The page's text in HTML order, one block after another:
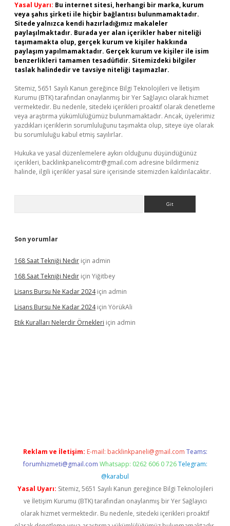
Yasal Uyarı: Bu internet sitesi, herhangi bir marka, kurum
veya şahıs şirketi ile hiçbir bağlantısı bulunmamaktadır.
Sitede yalnızca kendi hazırladığımız makaleler
paylaşılmaktadır. Burada yer alan içerikler haber niteliği
taşımamakta olup, gerçek kurum ve kişiler hakkında
paylaşım yapılmamaktadır. Gerçek kurum ve kişiler ile isim
benzerlikleri tamamen tesadüfidir. Sitemizdeki bilgiler
taslak halindedir ve tavsiye niteliği taşımazlar.
Sitemiz, 5651 Sayılı Kanun gereğince Bilgi Teknolojileri ve İletişim
Kurumu (BTK) tarafından onaylanmış bir Yer Sağlayıcı olarak hizmet
vermektedir. Bu nedenle, sitedeki içerikleri proaktif olarak denetleme
veya araştırma yükümlülüğümüz bulunmamaktadır. Ancak, üyelerimiz
yazdıkları içeriklerin sorumluluğunu taşımakta olup, siteye üye olarak
bu sorumluluğu kabul etmiş sayılırlar.
Hukuka ve yasal düzenlemelere aykırı olduğunu düşündüğünüz
içerikleri, backlinkpanelicomtr@gmail.com adresine bildirmeniz
halinde, ilgili içerikler yasal süre içerisinde sitemizden kaldırılacaktır.
Son yorumlar
168 Saat Tekniği Nedir için admin
168 Saat Tekniği Nedir için Yiğitbey
Lisans Bursu Ne Kadar 2024için admin
Lisans Bursu Ne Kadar 2024için YörükAli
Etik Kuralları Nelerdir Örnekleri için admin
Reklam ve İletişim: E-mail: backlinkpaneli@gmail.com Teams:
forumhizmeti@gmail.com Whatsapp: 0262 606 0 726 Telegram:
@karabul
Yasal Uyarı: Sitemiz, 5651 Sayılı Kanun gereğince Bilgi Teknolojileri
ve İletişim Kurumu (BTK) tarafından onaylanmış bir Yer Sağlayıcı
olarak hizmet vermektedir. Bu nedenle, sitedeki içerikleri proaktif